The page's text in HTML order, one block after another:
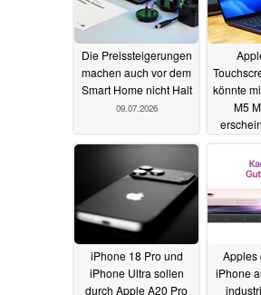
Die Preissteigerungen
machen auch vor dem
Smart Home nicht Halt
09.07.2026
könnte
M5
iPhone 18 Pro und
iPhone Ultra sollen
durch Apple A20 Pro
Apples
iPhone